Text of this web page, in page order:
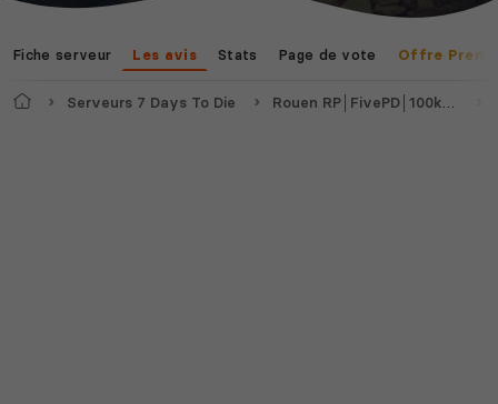
Fiche serveur Les avis Stats Page de vote Offre
AccueilServeurs 7 Days To Die Rouen RP│FivePD│100k départ